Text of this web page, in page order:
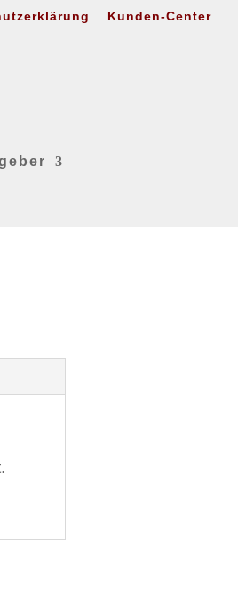
Kunden-Center